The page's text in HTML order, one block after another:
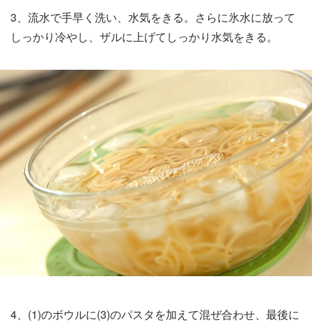
3、流水で手早く洗い、水気をきる。さらに氷水に放って
しっかり冷やし、ザルに上げてしっかり水気をきる。
4、(1)のボウルに(3)のパスタを加えて混ぜ合わせ、最後に